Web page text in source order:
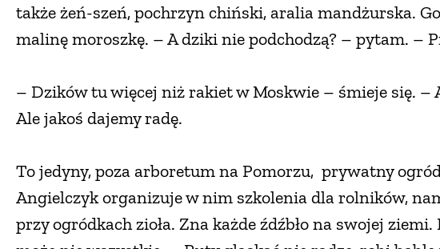
także żeń-szeń, pochrzyn chiński, aralia mandżurska.
malinę moroszkę. – A dziki nie podchodzą? – pytam. –
– Dzików tu więcej niż rakiet w Moskwie – śmieje się. –
Ale jakoś dajemy radę.
To jedyny, poza arboretum na Pomorzu, prywatny
Angielczyk organizuje w nim szkolenia dla rolników,
przy ogródkach zioła. Zna każde źdźbło na swojej ziemi.